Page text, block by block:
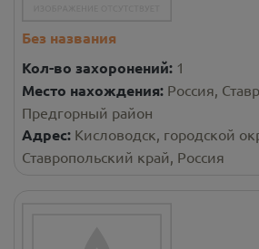
Без названия
Кол-во захоронений: 1
Место нахождения: Россия,
Предгорный район
Адрес: Кисловодск, городской
Ставропольский край, Россия